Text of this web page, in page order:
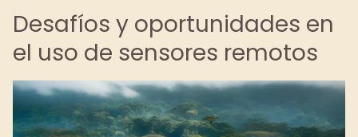
Desafíos y oportunidades en
el uso de sensores remotos